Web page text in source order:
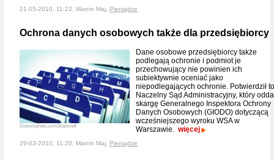
21-05-2010, 11:22, Marcin Maj, Pieniądze
Ochrona danych osobowych także dla przedsiębiorcy
©istockphoto.com/blackred
Dane osobowe przedsiębiorcy także
podlegają ochronie i podmiot je
przechowujący nie powinien ich
subiektywnie oceniać jako
niepodlegających ochronie. Potwierdził to
Naczelny Sąd Administracyjny, który
skargę Generalnego Inspektora Ochrony
Danych Osobowych (GIODO) dotyczącą
wcześniejszego wyroku WSA w
Warszawie. więcej
29-03-2010, 11:20, Marcin Maj, Pieniądze